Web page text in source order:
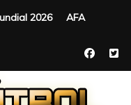
2026 AFA